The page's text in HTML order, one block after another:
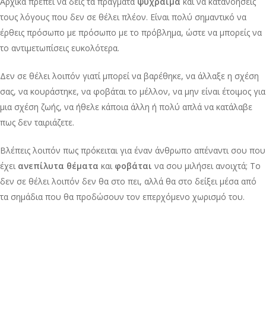
τους λόγους που δεν σε θέλει πλέον. Είναι πολύ σημαντικό να
έρθεις πρόσωπο με πρόσωπο με το πρόβλημα, ώστε να μπορείς να
το αντιμετωπίσεις ευκολότερα.
Δεν σε θέλει λοιπόν γιατί μπορεί να βαρέθηκε, να άλλαξε η σχέση
σας, να κουράστηκε, να φοβάται το μέλλον, να μην είναι έτοιμος για
μια σχέση ζωής, να ήθελε κάποια άλλη ή πολύ απλά να κατάλαβε
πως δεν ταιριάζετε.
Βλέπεις λοιπόν πως πρόκειται για έναν άνθρωπο απέναντι σου που
έχει ανεπίλυτα θέματα και φοβάται να σου μιλήσει ανοιχτά; Το
δεν σε θέλει λοιπόν δεν θα στο πει, αλλά θα στο δείξει μέσα από
τα σημάδια που θα προδώσουν τον επερχόμενο χωρισμό του.